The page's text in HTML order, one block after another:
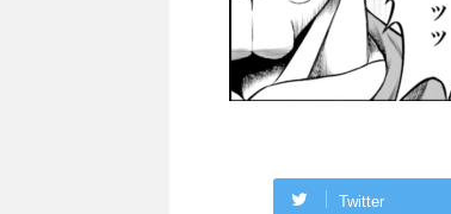
Twitter